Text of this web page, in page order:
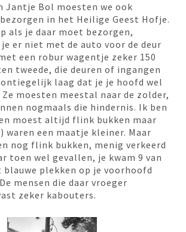
Jantje Bol moesten we ook
in het Heilige Geest Hofje.
als je daar moet bezorgen,
er niet met de auto voor de deur
een robur wagentje zeker 150
tweede, die deuren of ingangen
laag dat je je hoofd wel
moesten meestal naar de zolder,
nogmaals die hindernis. Ik ben
moest altijd flink bukken maar
waren een maatje kleiner. Maar
nog flink bukken, menig verkeerd
toen wel gevallen, je kwam 9 van
blauwe plekken op je voorhoofd
mensen die daar vroeger
zeker kabouters.